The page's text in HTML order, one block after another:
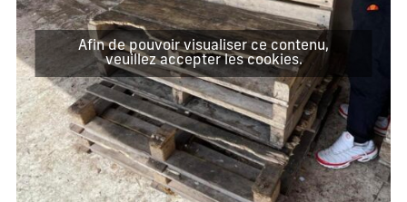
Afin de pouvoir visualiser ce contenu,
veuillez accepter les cookies.